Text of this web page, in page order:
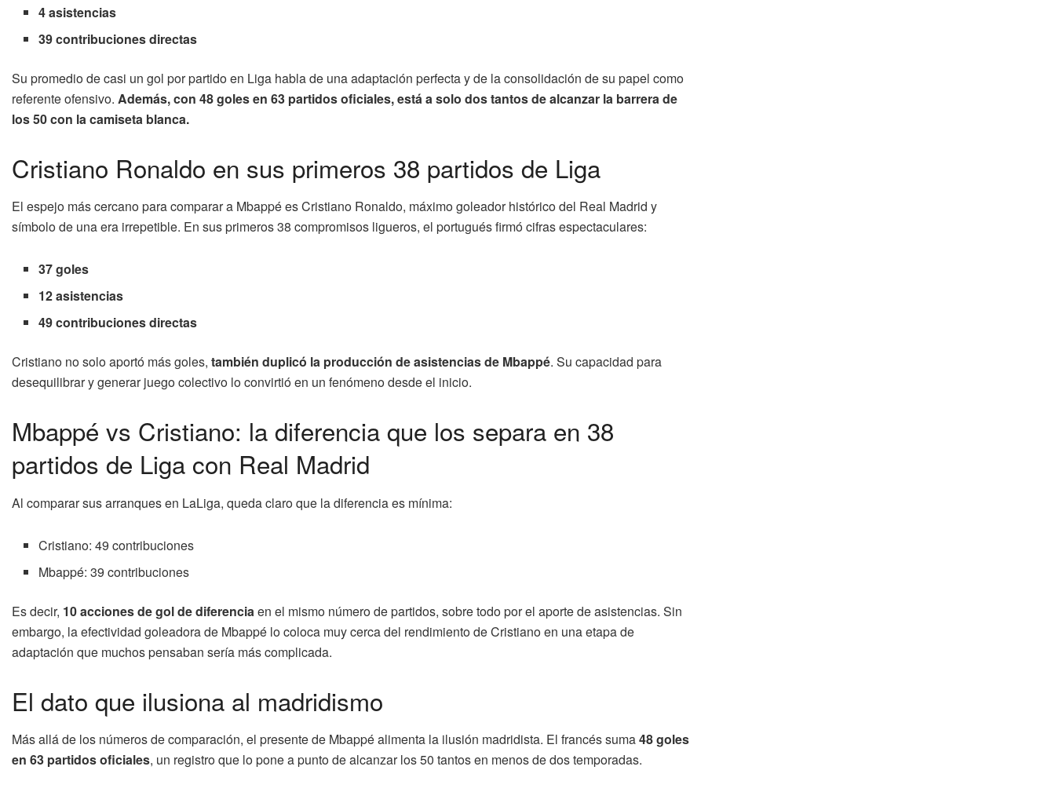
4 asistencias
39 contribuciones directas
Su promedio de casi un gol por partido en Liga habla de una adaptación perfecta y de la consolidación de su papel como
referente ofensivo. Además, con 48 goles en 63 partidos oficiales, está a solo dos tantos de alcanzar la barrera de
los 50 con la camiseta blanca.
Cristiano Ronaldo en sus primeros 38 partidos de Liga
El espejo más cercano para comparar a Mbappé es Cristiano Ronaldo, máximo goleador histórico del Real Madrid y
símbolo de una era irrepetible. En sus primeros 38 compromisos ligueros, el portugués firmó cifras espectaculares:
37 goles
12 asistencias
49 contribuciones directas
Cristiano no solo aportó más goles, también duplicó la producción de asistencias de Mbappé. Su capacidad para
desequilibrar y generar juego colectivo lo convirtió en un fenómeno desde el inicio.
Mbappé vs Cristiano: la diferencia que los separa en 38
partidos de Liga con Real Madrid
Al comparar sus arranques en LaLiga, queda claro que la diferencia es mínima:
Cristiano: 49 contribuciones
Mbappé: 39 contribuciones
Es decir, 10 acciones de gol de diferenciaen el mismo número de partidos, sobre todo por el aporte de asistencias. Sin
embargo, la efectividad goleadora de Mbappé lo coloca muy cerca del rendimiento de Cristiano en una etapa de
adaptación que muchos pensaban sería más complicada.
El dato que ilusiona al madridismo
Más allá de los números de comparación, el presente de Mbappé alimenta la ilusión madridista. El francés suma48 goles
en 63 partidos oficiales, un registro que lo pone a punto de alcanzar los 50 tantos en menos de dos temporadas.